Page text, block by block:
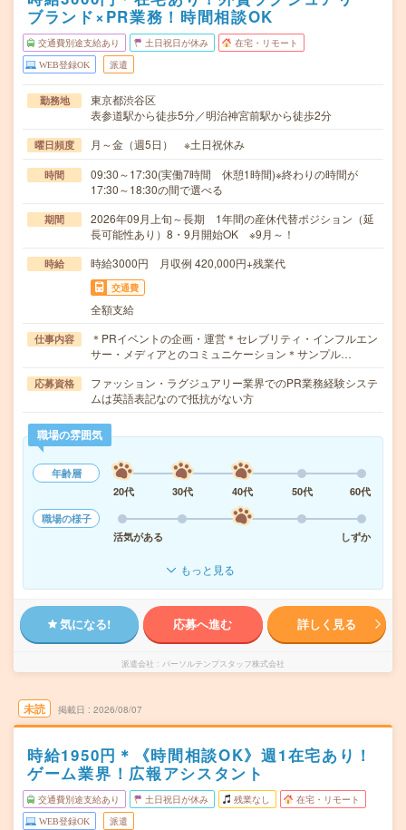
ブランド×PR業務！時間相談OK
交通費別途支給あり 土日祝日が休み 在宅・リモート
WEB登録OK 派遣
勤務地
東京都渋谷区
表参道駅から徒歩5分／明治神宮前駅から徒歩2分
曜日頻度 月～金（週5日） ※土日祝休み
時間
09:30～17:30(実働7時間 休憩1時間)※終わりの時間が
17:30～18:30の間で選べる
期間
2026年09月上旬～長期 1年間の産休代替ポジション（延
長可能性あり）8・9月開始OK ※9月～！
時給 時給3000円 月収例 420,000円+残業代
交通費
全額支給
仕事内容
＊PRイベントの企画・運営＊セレブリティ・インフルエン
サー・メディアとのコミュニケーション＊サンプル…
応募資格
ファッション・ラグジュアリー業界でのPR業務経験システ
ムは英語表記なので抵抗がない方
職場の雰囲気
年齢層
20代
30代 40代 50代
60代
職場の様子
活気がある
しずか
もっと見る
気になる! 応募へ進む 詳しく見る
派遣会社 パーソルテンプスタッフ株式会社
未読 掲載日 2026/08/07
時給1950円＊《時間相談OK》週1在宅あり！
ゲーム業界！広報アシスタント
交通費別途支給あり 土日祝日が休み 残業なし 在宅・リモート
WEB登録OK 派遣